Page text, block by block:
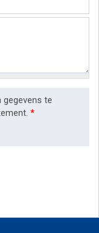
gegevens te
*